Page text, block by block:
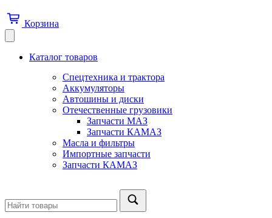
Корзина
Каталог товаров
Спецтехника и трактора
Аккумуляторы
Автошины и диски
Отечественные грузовики
Запчасти МАЗ
Запчасти КАМАЗ
Масла и фильтры
Импортные запчасти
Запчасти КАМАЗ